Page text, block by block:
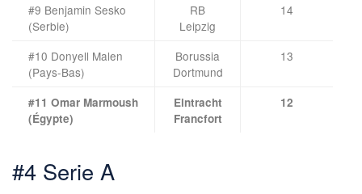
#9 Benjamin Sesko
(Serbie)
RB
Leipzig
14
#10 Donyell Malen
(Pays-Bas)
Borussia
Dortmund
13
#11 Omar Marmoush
(Égypte)
Eintracht
Francfort
12
#4 Serie A